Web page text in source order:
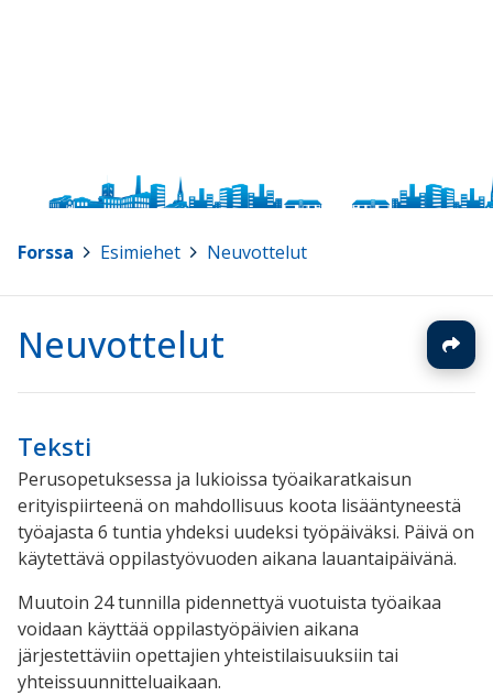
Forssa Esimiehet Neuvottelut
Neuvottelut
Teksti
Perusopetuksessa ja lukioissa työaikaratkaisun
erityispiirteenä on mahdollisuus koota lisääntyneestä
työajasta 6 tuntia yhdeksi uudeksi työpäiväksi. Päivä on
käytettävä oppilastyövuoden aikana lauantaipäivänä.
Muutoin 24 tunnilla pidennettyä vuotuista työaikaa
voidaan käyttää oppilastyöpäivien aikana
järjestettäviin opettajien yhteistilaisuuksiin tai
yhteissuunnitteluaikaan.